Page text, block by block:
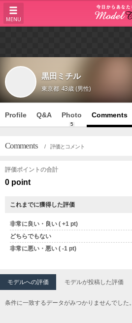
MENU
黒田ミチル
東京都 43歳 (男性)
Profile Q&A Photo
5
Comments
Comments / 評価とコメント
評価ポイントの合計
0 point
これまでに獲得した評価
非常に良い・良い ( +1 pt)
どちらでもない
非常に悪い・悪い ( -1 pt)
モデルへの評価 モデルが投稿した評価
条件に一致するデータがみつかりませんでした。